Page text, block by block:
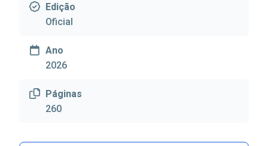
Edição
Oficial
Ano
2026
Páginas
260